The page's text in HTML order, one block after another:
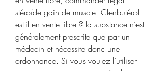
stéroïde gain de muscle. Clenbutérol
est-il en vente libre ? la substance n’est
généralement prescrite que par un
médecin et nécessite donc une
ordonnance. Si vous voulez l’utiliser